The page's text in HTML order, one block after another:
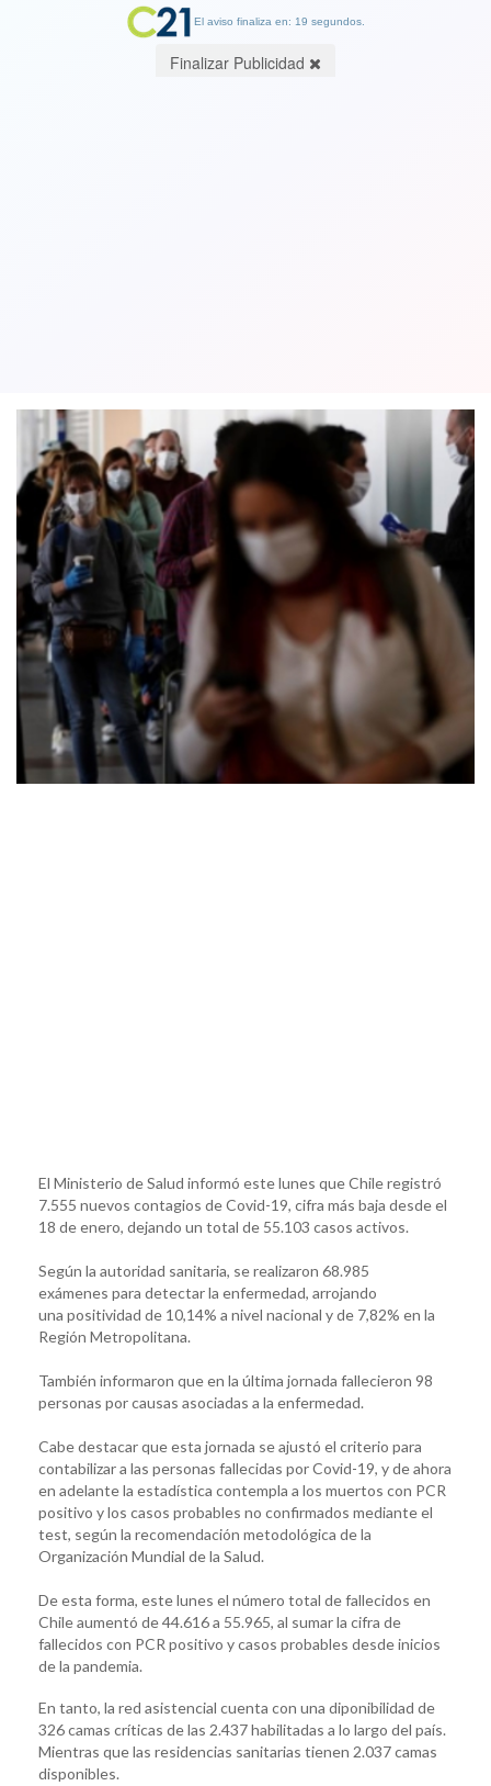
El Ministerio de Salud informó este lunes que Chile registró
7.555 nuevos contagios de Covid-19, cifra más baja desde el
18 de enero, dejando un total de 55.103 casos activos.
Según la autoridad sanitaria, se realizaron 68.985
exámenes para detectar la enfermedad, arrojando
una positividad de 10,14% a nivel nacional y de 7,82% en la
Región Metropolitana.
También informaron que en la última jornada fallecieron 98
personas por causas asociadas a la enfermedad.
Cabe destacar que esta jornada se ajustó el criterio para
contabilizar a las personas fallecidas por Covid-19, y de ahora
en adelante la estadística contempla a los muertos con PCR
positivo y los casos probables no confirmados mediante el
test, según la recomendación metodológica de la
Organización Mundial de la Salud.
De esta forma, este lunes el número total de fallecidos en
Chile aumentó de 44.616 a 55.965, al sumar la cifra de
fallecidos con PCR positivo y casos probables desde inicios
de la pandemia.
En tanto, la red asistencial cuenta con una diponibilidad de
326 camas críticas de las 2.437 habilitadas a lo largo del país.
Mientras que las residencias sanitarias tienen 2.037 camas
disponibles.
El aviso finaliza en: 19 segundos.
Finalizar Publicidad